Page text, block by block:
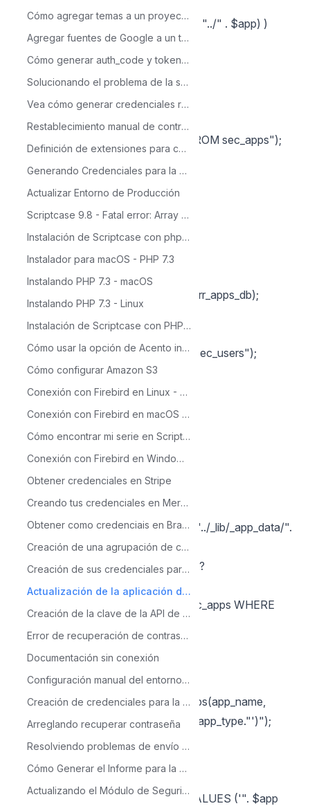
Cómo agregar temas a un proyecto existente
Agregar fuentes de Google a un tema
Cómo generar auth_code y token_code
Solucionando el problema de la sesión al iniciar sesión en Scriptcase
Vea cómo generar credenciales recaptcha
Restablecimiento manual de contraseña
Definición de extensiones para campos de tipo de carga
Generando Credenciales para la Autenticación con Twitter
Actualizar Entorno de Producción
Scriptcase 9.8 - Fatal error: Array and string offset en Módulo de Seguridad
Instalación de Scriptcase con php 7.3 - Windows
Instalador para macOS - PHP 7.3
Instalando PHP 7.3 - macOS
Instalando PHP 7.3 - Linux
Instalación de Scriptcase con PHP 7.3 en Windows
Cómo usar la opción de Acento insensible
Cómo configurar Amazon S3
Conexión con Firebird en Linux - PHP 7.3
Conexión con Firebird en macOS - PHP 7.3
Cómo encontrar mi serie en Scriptcase
Conexión con Firebird en Windows - PHP 7.3
Obtener credenciales en Stripe
Creando tus credenciales en Mercado Pago
Obtener como credenciais en Braintree
Creación de una agrupación de campos
Creación de sus credenciales para la API de Google Sheets
Actualización de la aplicación de sincronización del módulo de seguridad
Creación de la clave de la API de Google Maps
Error de recuperación de contraseña del módulo de seguridad
Documentación sin conexión
Configuración manual del entorno PHP 8.1 - Windows IIS
Creación de credenciales para la API de Google Sheets
Arreglando recuperar contraseña
Resolviendo problemas de envío de correo electrónico con la macro sc_mail_send en Linux o Mac.
Cómo Generar el Informe para la Migración de PHP
Actualizando el Módulo de Seguridad para Soporte del Nuevo LDAP
if( !is_dir($this->Ini->path_aplicacao . "../" . $app) )
unset($arr_apps[$k]);
sc_select(rs, "SELECT app_name FROM sec_apps");
while(!$rs->EOF)
$arr_apps_db[] = $rs->fields[0];
$rs->MoveNext();
$rs->Close();
$arr_apps = array_diff($arr_apps, $arr_apps_db);
$arr_usr = array();
sc_select(rs, "SELECT login FROM sec_users");
while(!$rs->EOF)
$arr_usr[] = $rs->fields[0];
$rs->MoveNext();
foreach($arr_apps as $k => $app)
require($this->Ini->path_aplicacao . "../_lib/_app_data/".
$app . '_ini.php');
$app_type = isset($arr_data['type'])?
$arr_data['type']:'';
$sql = "SELECT count(*) FROM sec_apps WHERE
sc_lookup(rs, $sql);
if({rs[0][0]} == 0)
sc_exec_sql("INSERT INTO sec_apps(app_name,
app_type) VALUES ('". $app ."', '".$app_type."')");
foreach($arr_usr as $usr)
sec_users_apps(app_name, login) VALUES ('". $app